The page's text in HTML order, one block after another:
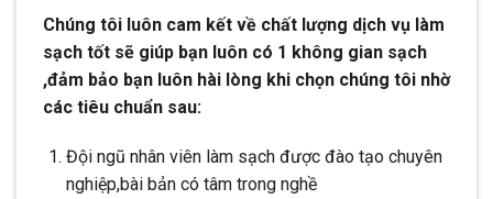
Chúng tôi luôn cam kết về chất lượng dịch vụ làm
sạch tốt sẽ giúp bạn luôn có 1 không gian sạch
,đảm bảo bạn luôn hài lòng khi chọn chúng tôi nhờ
các tiêu chuẩn sau:
Đội ngũ nhân viên làm sạch được đào tạo chuyên
nghiệp,bài bản có tâm trong nghề